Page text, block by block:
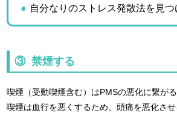
自分なりのストレス発散法を見つ
③ 禁煙する
喫煙（受動喫煙含む）はPMSの悪化に繋が
喫煙は血行を悪くするため、頭痛を悪化させ